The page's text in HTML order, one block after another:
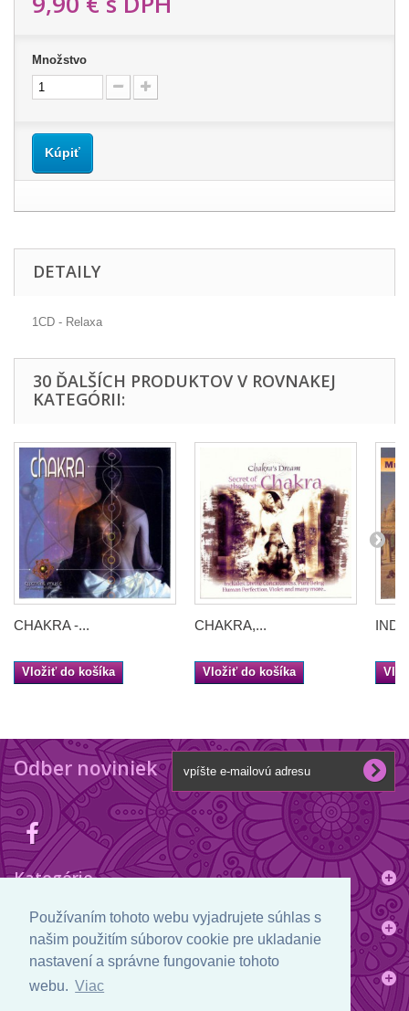
Používaním tohoto webu vyjadrujete súhlas s
našim použitím súborov cookie pre ukladanie
nastavení a správne fungovanie tohoto
webu. Viac
Množstvo
Kúpiť
DETAILY
1CD - Relaxa
30 ĎALŠÍCH PRODUKTOV V ROVNAKEJ
KATEGÓRII:
CHAKRA -...
Vložiť do košíka
CHAKRA,...
Vložiť do košíka
Odber noviniek
Kategórie
Informácie
Informácie o obchode